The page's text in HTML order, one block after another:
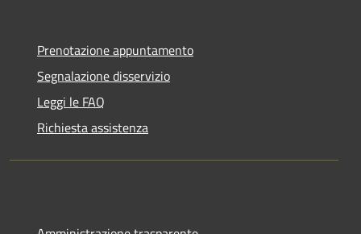
Prenotazione appuntamento
Segnalazione disservizio
Leggi le FAQ
Richiesta assistenza